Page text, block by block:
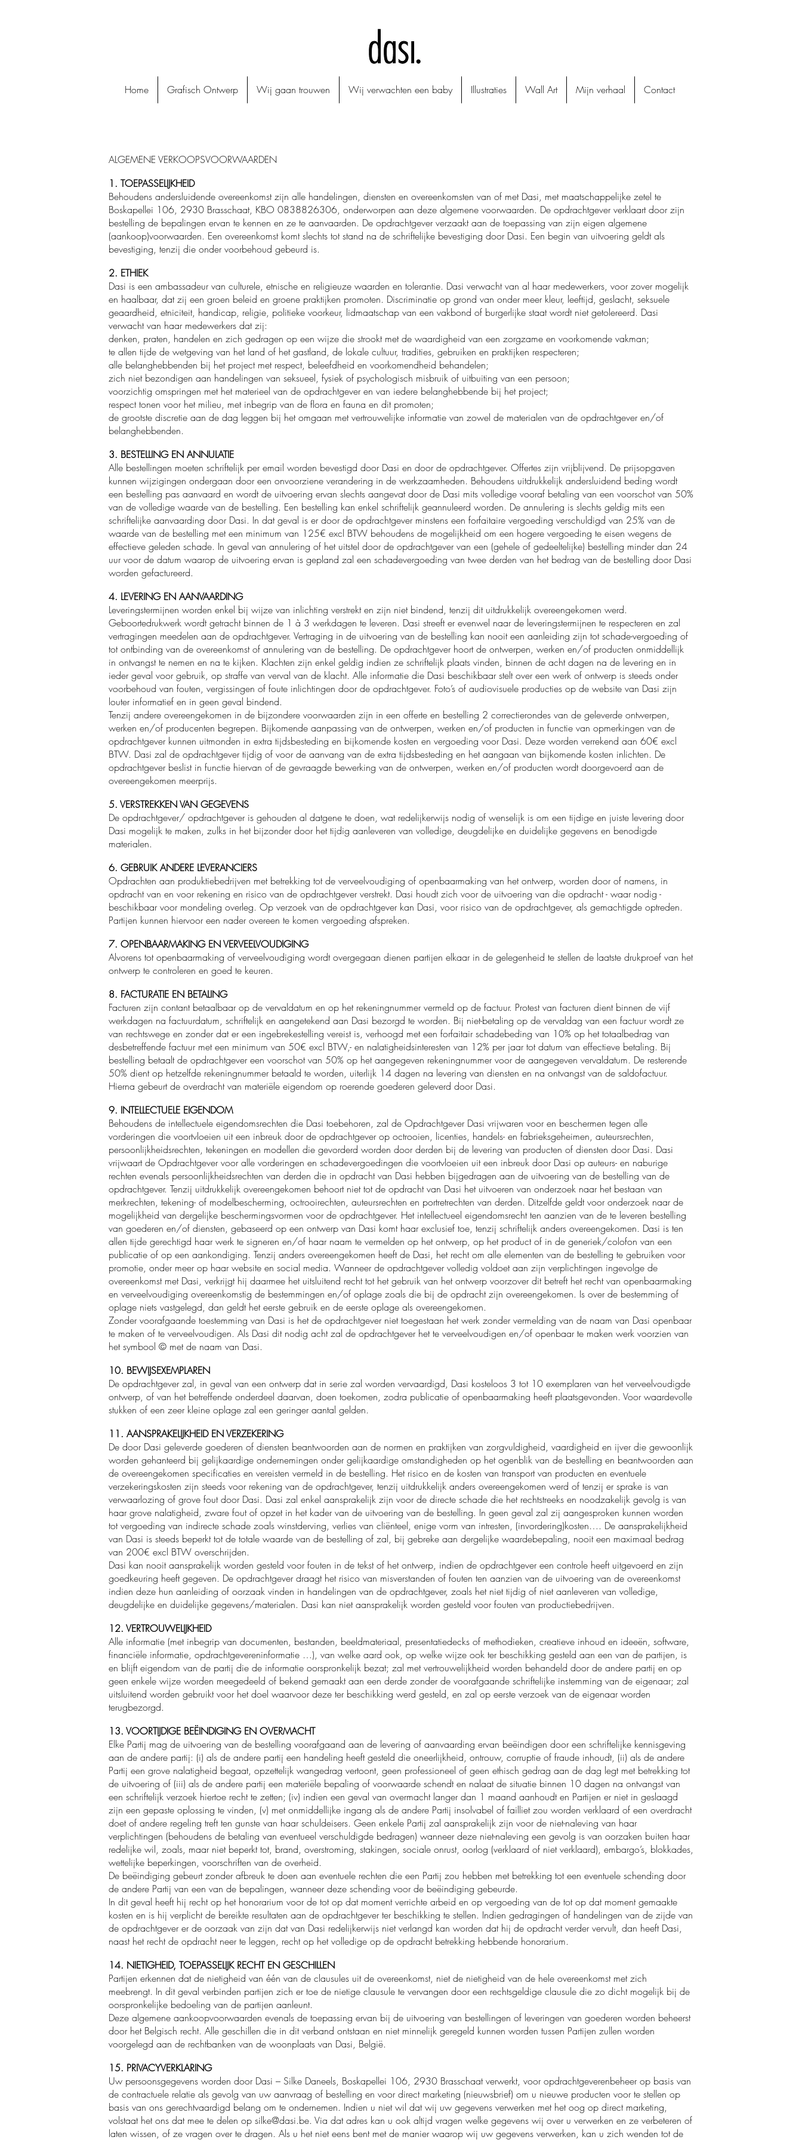
Home Grafisch Ontwerp Wij gaan trouwen Wij verwachten een baby Illustraties Wall Art Mijn verhaal Contact
ALGEMENE VERKOOPSVOORWAARDEN
1. TOEPASSELIJKHEID
Behoudens andersluidende overeenkomst zijn alle handelingen, diensten en overeenkomsten van of met Dasi, met maatschappelijke zetel te
Boskapellei 106, 2930 Brasschaat, KBO 0838826306, onderworpen aan deze algemene voorwaarden. De opdrachtgever verklaart door zijn
bestelling de bepalingen ervan te kennen en ze te aanvaarden. De opdrachtgever verzaakt aan de toepassing van zijn eigen algemene
(aankoop)voorwaarden. Een overeenkomst komt slechts tot stand na de schriftelijke bevestiging door Dasi. Een begin van uitvoering geldt als
bevestiging, tenzij die onder voorbehoud gebeurd is.
2. ETHIEK
Dasi is een ambassadeur van culturele, etnische en religieuze waarden en tolerantie. Dasi verwacht van al haar medewerkers, voor zover mogelijk
en haalbaar, dat zij een groen beleid en groene praktijken promoten. Discriminatie op grond van onder meer kleur, leeftijd, geslacht, seksuele
geaardheid, etniciteit, handicap, religie, politieke voorkeur, lidmaatschap van een vakbond of burgerlijke staat wordt niet getolereerd. Dasi
verwacht van haar medewerkers dat zij:
denken, praten, handelen en zich gedragen op een wijze die strookt met de waardigheid van een zorgzame en voorkomende vakman;
te allen tijde de wetgeving van het land of het gastland, de lokale cultuur, tradities, gebruiken en praktijken respecteren;
alle belanghebbenden bij het project met respect, beleefdheid en voorkomendheid behandelen;
zich niet bezondigen aan handelingen van seksueel, fysiek of psychologisch misbruik of uitbuiting van een persoon;
voorzichtig omspringen met het materieel van de opdrachtgever en van iedere belanghebbende bij het project;
respect tonen voor het milieu, met inbegrip van de flora en fauna en dit promoten;
de grootste discretie aan de dag leggen bij het omgaan met vertrouwelijke informatie van zowel de materialen van de opdrachtgever en/of
belanghebbenden.
3. BESTELLING EN ANNULATIE
Alle bestellingen moeten schriftelijk per email worden bevestigd door Dasi en door de opdrachtgever. Offertes zijn vrijblijvend. De prijsopgaven
kunnen wijzigingen ondergaan door een onvoorziene verandering in de werkzaamheden. Behoudens uitdrukkelijk andersluidend beding wordt
een bestelling pas aanvaard en wordt de uitvoering ervan slechts aangevat door de Dasi mits volledige vooraf betaling van een voorschot van 50%
van de volledige waarde van de bestelling. Een bestelling kan enkel schriftelijk geannuleerd worden. De annulering is slechts geldig mits een
schriftelijke aanvaarding door Dasi. In dat geval is er door de opdrachtgever minstens een forfaitaire vergoeding verschuldigd van 25% van de
waarde van de bestelling met een minimum van 125€ excl BTW behoudens de mogelijkheid om een hogere vergoeding te eisen wegens de
effectieve geleden schade. In geval van annulering of het uitstel door de opdrachtgever van een (gehele of gedeeltelijke) bestelling minder dan 24
uur voor de datum waarop de uitvoering ervan is gepland zal een schadevergoeding van twee derden van het bedrag van de bestelling door Dasi
worden gefactureerd.
4. LEVERING EN AANVAARDING
Leveringstermijnen worden enkel bij wijze van inlichting verstrekt en zijn niet bindend, tenzij dit uitdrukkelijk overeengekomen werd.
Geboortedrukwerk wordt getracht binnen de 1 à 3 werkdagen te leveren. Dasi streeft er evenwel naar de leveringstermijnen te respecteren en zal
vertragingen meedelen aan de opdrachtgever. Vertraging in de uitvoering van de bestelling kan nooit een aanleiding zijn tot schade-vergoeding of
tot ontbinding van de overeenkomst of annulering van de bestelling. De opdrachtgever hoort de ontwerpen, werken en/of producten onmiddellijk
in ontvangst te nemen en na te kijken. Klachten zijn enkel geldig indien ze schriftelijk plaats vinden, binnen de acht dagen na de levering en in
ieder geval voor gebruik, op straffe van verval van de klacht. Alle informatie die Dasi beschikbaar stelt over een werk of ontwerp is steeds onder
voorbehoud van fouten, vergissingen of foute inlichtingen door de opdrachtgever. Foto’s of audiovisuele producties op de website van Dasi zijn
louter informatief en in geen geval bindend.
Tenzij andere overeengekomen in de bijzondere voorwaarden zijn in een offerte en bestelling 2 correctierondes van de geleverde ontwerpen,
werken en/of producenten begrepen. Bijkomende aanpassing van de ontwerpen, werken en/of producten in functie van opmerkingen van de
opdrachtgever kunnen uitmonden in extra tijdsbesteding en bijkomende kosten en vergoeding voor Dasi. Deze worden verrekend aan 60€ excl
BTW. Dasi zal de opdrachtgever tijdig of voor de aanvang van de extra tijdsbesteding en het aangaan van bijkomende kosten inlichten. De
opdrachtgever beslist in functie hiervan of de gevraagde bewerking van de ontwerpen, werken en/of producten wordt doorgevoerd aan de
overeengekomen meerprijs.
5. VERSTREKKEN VAN GEGEVENS
De opdrachtgever/ opdrachtgever is gehouden al datgene te doen, wat redelijkerwijs nodig of wenselijk is om een tijdige en juiste levering door
Dasi mogelijk te maken, zulks in het bijzonder door het tijdig aanleveren van volledige, deugdelijke en duidelijke gegevens en benodigde
materialen.
6. GEBRUIK ANDERE LEVERANCIERS
Opdrachten aan produktiebedrijven met betrekking tot de verveelvoudiging of openbaarmaking van het ontwerp, worden door of namens, in
opdracht van en voor rekening en risico van de opdrachtgever verstrekt. Dasi houdt zich voor de uitvoering van die opdracht - waar nodig -
beschikbaar voor mondeling overleg. Op verzoek van de opdrachtgever kan Dasi, voor risico van de opdrachtgever, als gemachtigde optreden.
Partijen kunnen hiervoor een nader overeen te komen vergoeding afspreken.
7. OPENBAARMAKING EN VERVEELVOUDIGING
Alvorens tot openbaarmaking of verveelvoudiging wordt overgegaan dienen partijen elkaar in de gelegenheid te stellen de laatste drukproef van het
ontwerp te controleren en goed te keuren.
8. FACTURATIE EN BETALING
Facturen zijn contant betaalbaar op de vervaldatum en op het rekeningnummer vermeld op de factuur. Protest van facturen dient binnen de vijf
werkdagen na factuurdatum, schriftelijk en aangetekend aan Dasi bezorgd te worden. Bij niet-betaling op de vervaldag van een factuur wordt ze
van rechtswege en zonder dat er een ingebrekestelling vereist is, verhoogd met een forfaitair schadebeding van 10% op het totaalbedrag van
desbetreffende factuur met een minimum van 50€ excl BTW,- en nalatigheidsinteresten van 12% per jaar tot datum van effectieve betaling. Bij
bestelling betaalt de opdrachtgever een voorschot van 50% op het aangegeven rekeningnummer voor de aangegeven vervaldatum. De resterende
50% dient op hetzelfde rekeningnummer betaald te worden, uiterlijk 14 dagen na levering van diensten en na ontvangst van de saldofactuur.
Hierna gebeurt de overdracht van materiële eigendom op roerende goederen geleverd door Dasi.
9. INTELLECTUELE EIGENDOM
Behoudens de intellectuele eigendomsrechten die Dasi toebehoren, zal de Opdrachtgever Dasi vrijwaren voor en beschermen tegen alle
vorderingen die voortvloeien uit een inbreuk door de opdrachtgever op octrooien, licenties, handels- en fabrieksgeheimen, auteursrechten,
persoonlijkheidsrechten, tekeningen en modellen die gevorderd worden door derden bij de levering van producten of diensten door Dasi. Dasi
vrijwaart de Opdrachtgever voor alle vorderingen en schadevergoedingen die voortvloeien uit een inbreuk door Dasi op auteurs- en naburige
rechten evenals persoonlijkheidsrechten van derden die in opdracht van Dasi hebben bijgedragen aan de uitvoering van de bestelling van de
opdrachtgever. Tenzij uitdrukkelijk overeengekomen behoort niet tot de opdracht van Dasi het uitvoeren van onderzoek naar het bestaan van
merkrechten, tekening- of modelbescherming, octrooirechten, auteursrechten en portretrechten van derden. Ditzelfde geldt voor onderzoek naar de
mogelijkheid van dergelijke beschermingsvormen voor de opdrachtgever. Het intellectueel eigendomsrecht ten aanzien van de te leveren bestelling
van goederen en/of diensten, gebaseerd op een ontwerp van Dasi komt haar exclusief toe, tenzij schriftelijk anders overeengekomen. Dasi is ten
allen tijde gerechtigd haar werk te signeren en/of haar naam te vermelden op het ontwerp, op het product of in de generiek/colofon van een
publicatie of op een aankondiging. Tenzij anders overeengekomen heeft de Dasi, het recht om alle elementen van de bestelling te gebruiken voor
promotie, onder meer op haar website en social media. Wanneer de opdrachtgever volledig voldoet aan zijn verplichtingen ingevolge de
overeenkomst met Dasi, verkrijgt hij daarmee het uitsluitend recht tot het gebruik van het ontwerp voorzover dit betreft het recht van openbaarmaking
en verveelvoudiging overeenkomstig de bestemmingen en/of oplage zoals die bij de opdracht zijn overeengekomen. Is over de bestemming of
oplage niets vastgelegd, dan geldt het eerste gebruik en de eerste oplage als overeengekomen.
Zonder voorafgaande toestemming van Dasi is het de opdrachtgever niet toegestaan het werk zonder vermelding van de naam van Dasi openbaar
te maken of te verveelvoudigen. Als Dasi dit nodig acht zal de opdrachtgever het te verveelvoudigen en/of openbaar te maken werk voorzien van
het symbool © met de naam van Dasi.
10. BEWIJSEXEMPLAREN
De opdrachtgever zal, in geval van een ontwerp dat in serie zal worden vervaardigd, Dasi kosteloos 3 tot 10 exemplaren van het verveelvoudigde
ontwerp, of van het betreffende onderdeel daarvan, doen toekomen, zodra publicatie of openbaarmaking heeft plaatsgevonden. Voor waardevolle
stukken of een zeer kleine oplage zal een geringer aantal gelden.
11. AANSPRAKELIJKHEID EN VERZEKERING
De door Dasi geleverde goederen of diensten beantwoorden aan de normen en praktijken van zorgvuldigheid, vaardigheid en ijver die gewoonlijk
worden gehanteerd bij gelijkaardige ondernemingen onder gelijkaardige omstandigheden op het ogenblik van de bestelling en beantwoorden aan
de overeengekomen specificaties en vereisten vermeld in de bestelling. Het risico en de kosten van transport van producten en eventuele
verzekeringskosten zijn steeds voor rekening van de opdrachtgever, tenzij uitdrukkelijk anders overeengekomen werd of tenzij er sprake is van
verwaarlozing of grove fout door Dasi. Dasi zal enkel aansprakelijk zijn voor de directe schade die het rechtstreeks en noodzakelijk gevolg is van
haar grove nalatigheid, zware fout of opzet in het kader van de uitvoering van de bestelling. In geen geval zal zij aangesproken kunnen worden
tot vergoeding van indirecte schade zoals winstderving, verlies van cliënteel, enige vorm van intresten, (invordering)kosten…. De aansprakelijkheid
van Dasi is steeds beperkt tot de totale waarde van de bestelling of zal, bij gebreke aan dergelijke waardebepaling, nooit een maximaal bedrag
van 200€ excl BTW overschrijden.
Dasi kan nooit aansprakelijk worden gesteld voor fouten in de tekst of het ontwerp, indien de opdrachtgever een controle heeft uitgevoerd en zijn
goedkeuring heeft gegeven. De opdrachtgever draagt het risico van misverstanden of fouten ten aanzien van de uitvoering van de overeenkomst
indien deze hun aanleiding of oorzaak vinden in handelingen van de opdrachtgever, zoals het niet tijdig of niet aanleveren van volledige,
deugdelijke en duidelijke gegevens/materialen. Dasi kan niet aansprakelijk worden gesteld voor fouten van productiebedrijven.
12. VERTROUWELIJKHEID
Alle informatie (met inbegrip van documenten, bestanden, beeldmateriaal, presentatiedecks of methodieken, creatieve inhoud en ideeën, software,
financiële informatie, opdrachtgevereninformatie …), van welke aard ook, op welke wijze ook ter beschikking gesteld aan een van de partijen, is
en blijft eigendom van de partij die de informatie oorspronkelijk bezat; zal met vertrouwelijkheid worden behandeld door de andere partij en op
geen enkele wijze worden meegedeeld of bekend gemaakt aan een derde zonder de voorafgaande schriftelijke instemming van de eigenaar; zal
uitsluitend worden gebruikt voor het doel waarvoor deze ter beschikking werd gesteld, en zal op eerste verzoek van de eigenaar worden
terugbezorgd.
13. VOORTIJDIGE BEËINDIGING EN OVERMACHT
Elke Partij mag de uitvoering van de bestelling voorafgaand aan de levering of aanvaarding ervan beëindigen door een schriftelijke kennisgeving
aan de andere partij: (i) als de andere partij een handeling heeft gesteld die oneerlijkheid, ontrouw, corruptie of fraude inhoudt, (ii) als de andere
Partij een grove nalatigheid begaat, opzettelijk wangedrag vertoont, geen professioneel of geen ethisch gedrag aan de dag legt met betrekking tot
de uitvoering of (iii) als de andere partij een materiële bepaling of voorwaarde schendt en nalaat de situatie binnen 10 dagen na ontvangst van
een schriftelijk verzoek hiertoe recht te zetten; (iv) indien een geval van overmacht langer dan 1 maand aanhoudt en Partijen er niet in geslaagd
zijn een gepaste oplossing te vinden, (v) met onmiddellijke ingang als de andere Partij insolvabel of failliet zou worden verklaard of een overdracht
doet of andere regeling treft ten gunste van haar schuldeisers. Geen enkele Partij zal aansprakelijk zijn voor de niet-naleving van haar
verplichtingen (behoudens de betaling van eventueel verschuldigde bedragen) wanneer deze niet-naleving een gevolg is van oorzaken buiten haar
redelijke wil, zoals, maar niet beperkt tot, brand, overstroming, stakingen, sociale onrust, oorlog (verklaard of niet verklaard), embargo’s, blokkades,
wettelijke beperkingen, voorschriften van de overheid.
De beëindiging gebeurt zonder afbreuk te doen aan eventuele rechten die een Partij zou hebben met betrekking tot een eventuele schending door
de andere Partij van een van de bepalingen, wanneer deze schending voor de beëindiging gebeurde.
In dit geval heeft hij recht op het honorarium voor de tot op dat moment verrichte arbeid en op vergoeding van de tot op dat moment gemaakte
kosten en is hij verplicht de bereikte resultaten aan de opdrachtgever ter beschikking te stellen. Indien gedragingen of handelingen van de zijde van
de opdrachtgever er de oorzaak van zijn dat van Dasi redelijkerwijs niet verlangd kan worden dat hij de opdracht verder vervult, dan heeft Dasi,
naast het recht de opdracht neer te leggen, recht op het volledige op de opdracht betrekking hebbende honorarium.
14. NIETIGHEID, TOEPASSELIJK RECHT EN GESCHILLEN
Partijen erkennen dat de nietigheid van één van de clausules uit de overeenkomst, niet de nietigheid van de hele overeenkomst met zich
meebrengt. In dit geval verbinden partijen zich er toe de nietige clausule te vervangen door een rechtsgeldige clausule die zo dicht mogelijk bij de
oorspronkelijke bedoeling van de partijen aanleunt.
Deze algemene aankoopvoorwaarden evenals de toepassing ervan bij de uitvoering van bestellingen of leveringen van goederen worden beheerst
door het Belgisch recht. Alle geschillen die in dit verband ontstaan en niet minnelijk geregeld kunnen worden tussen Partijen zullen worden
voorgelegd aan de rechtbanken van de woonplaats van Dasi, België.
15. PRIVACYVERKLARING
Uw persoonsgegevens worden door Dasi – Silke Daneels, Boskapellei 106, 2930 Brasschaat verwerkt, voor opdrachtgeverenbeheer op basis van
de contractuele relatie als gevolg van uw aanvraag of bestelling en voor direct marketing (nieuwsbrief) om u nieuwe producten voor te stellen op
basis van ons gerechtvaardigd belang om te ondernemen. Indien u niet wil dat wij uw gegevens verwerken met het oog op direct marketing,
volstaat het ons dat mee te delen op silke@dasi.be. Via dat adres kan u ook altijd vragen welke gegevens wij over u verwerken en ze verbeteren of
laten wissen, of ze vragen over te dragen. Als u het niet eens bent met de manier waarop wij uw gegevens verwerken, kan u zich wenden tot de